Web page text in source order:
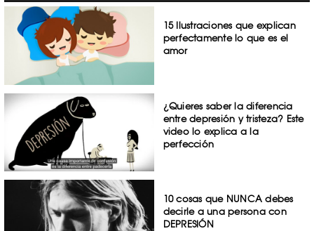
15 Ilustraciones que explican
perfectamente lo que es el
amor
¿Quieres saber la diferencia
entre depresión y tristeza? Este
video lo explica a la
perfección
10 cosas que NUNCA debes
decirle a una persona con
DEPRESIÓN